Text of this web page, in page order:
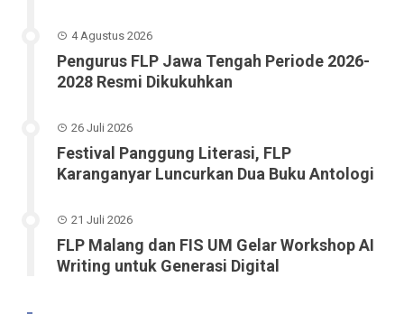
4 Agustus 2026
Pengurus FLP Jawa Tengah Periode 2026-
2028 Resmi Dikukuhkan
26 Juli 2026
Festival Panggung Literasi, FLP
Karanganyar Luncurkan Dua Buku Antologi
21 Juli 2026
FLP Malang dan FIS UM Gelar Workshop AI
Writing untuk Generasi Digital